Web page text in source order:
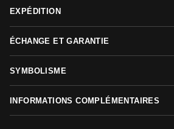
EXPÉDITION
ÉCHANGE ET GARANTIE
SYMBOLISME
INFORMATIONS COMPLÉMENTAIRES